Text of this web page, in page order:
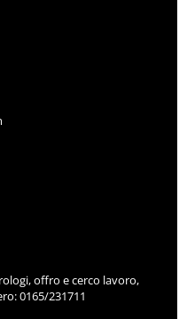
offro e cerco lavoro,
0165/231711